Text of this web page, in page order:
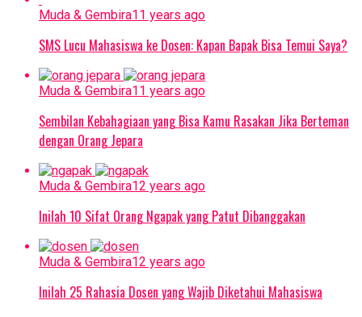
Muda & Gembira11 years ago
SMS Lucu Mahasiswa ke Dosen: Kapan Bapak Bisa Temui Saya?
Muda & Gembira11 years ago
Sembilan Kebahagiaan yang Bisa Kamu Rasakan Jika Berteman
dengan Orang Jepara
Muda & Gembira12 years ago
Inilah 10 Sifat Orang Ngapak yang Patut Dibanggakan
Muda & Gembira12 years ago
Inilah 25 Rahasia Dosen yang Wajib Diketahui Mahasiswa